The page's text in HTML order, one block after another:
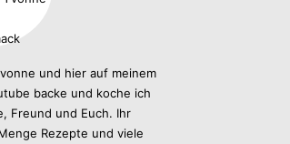
und hier auf meinem
backe und koche ich
Freund und Euch. Ihr
Rezepte und viele